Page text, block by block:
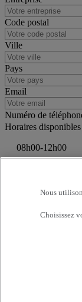
Code postal
Ville
Pays
Email
Numéro de
Horaires disponibles
Conformément à la
6 janvier 1978,
disposez à tout
suppression des
Nous
Choisissez